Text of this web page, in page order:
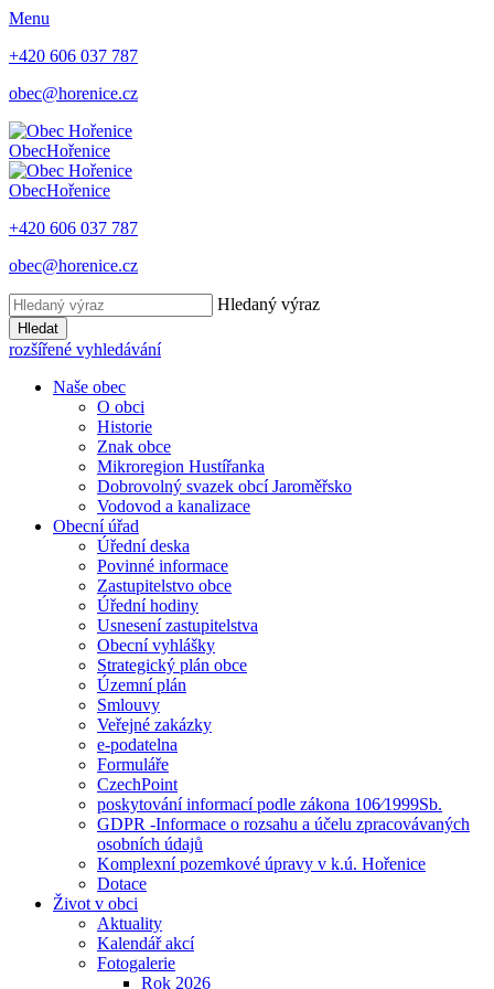
Menu
+420 606 037 787
obec@horenice.cz
ObecHořenice
ObecHořenice
+420 606 037 787
obec@horenice.cz
Hledaný výraz
Hledat
rozšířené vyhledávání
Naše obec
O obci
Historie
Znak obce
Mikroregion Hustířanka
Dobrovolný svazek obcí Jaroměřsko
Vodovod a kanalizace
Obecní úřad
Úřední deska
Povinné informace
Zastupitelstvo obce
Úřední hodiny
Usnesení zastupitelstva
Obecní vyhlášky
Strategický plán obce
Územní plán
Smlouvy
Veřejné zakázky
e-podatelna
Formuláře
CzechPoint
poskytování informací podle zákona 106⁄1999Sb.
GDPR -Informace o rozsahu a účelu zpracovávaných
osobních údajů
Komplexní pozemkové úpravy v k.ú. Hořenice
Dotace
Život v obci
Aktuality
Kalendář akcí
Fotogalerie
Rok 2026